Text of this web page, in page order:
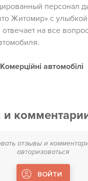
персонал
Житомир» с улыбкой
отвечает на все
автомобілі
отзывы и
авторизоваться
ВОЙТИ